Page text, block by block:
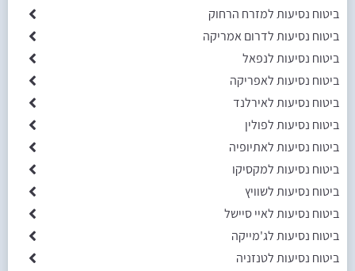
ביטוח נסיעות למזרח הרחוק
ביטוח נסיעות לדרום אמריקה
ביטוח נסיעות לנפאל
ביטוח נסיעות לאפריקה
ביטוח נסיעות לאירלנד
ביטוח נסיעות לפולין
ביטוח נסיעות לאתיופיה
ביטוח נסיעות למקסיקו
ביטוח נסיעות לשוויץ
ביטוח נסיעות לאיי סיישל
ביטוח נסיעות לג'מייקה
ביטוח נסיעות לטנזניה